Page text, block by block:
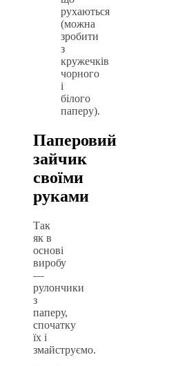
рухаються
(можна
зробити
з
кружечків
чорного
і
білого
паперу).
Паперовий
зайчик
своїми
руками
Так
як в
основі
виробу
—
рулончики
з
паперу,
спочатку
їх і
змайструємо.